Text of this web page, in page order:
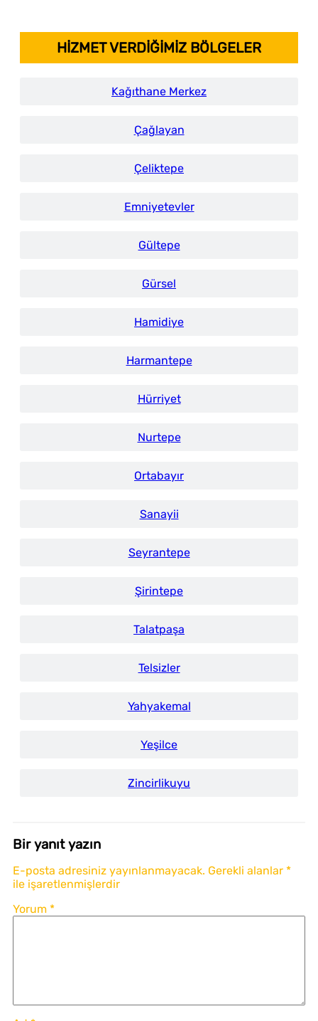
HİZMET VERDİĞİMİZ BÖLGELER
Kağıthane Merkez
Çağlayan
Çeliktepe
Emniyetevler
Gültepe
Gürsel
Hamidiye
Harmantepe
Hürriyet
Nurtepe
Ortabayır
Sanayii
Seyrantepe
Şirintepe
Talatpaşa
Telsizler
Yahyakemal
Yeşilce
Zincirlikuyu
Bir yanıt yazın
E-posta adresiniz yayınlanmayacak. Gerekli alanlar *
ile işaretlenmişlerdir
Yorum *